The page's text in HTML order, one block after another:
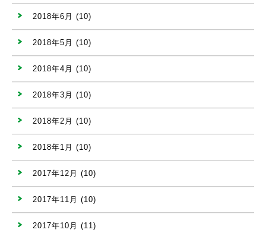
2018年6月 (10)
2018年5月 (10)
2018年4月 (10)
2018年3月 (10)
2018年2月 (10)
2018年1月 (10)
2017年12月 (10)
2017年11月 (10)
2017年10月 (11)